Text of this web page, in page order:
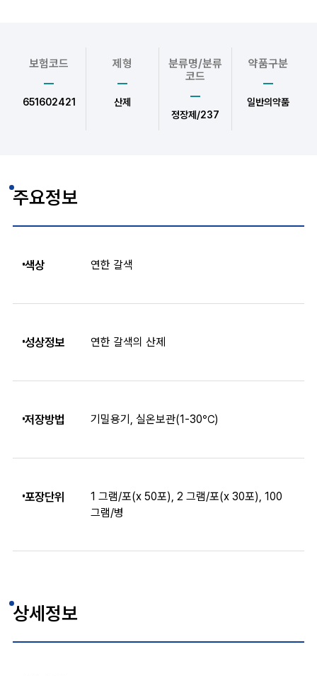
보험코드
651602421
제형
산제
분류명/분류
코드
정장제/237
약품구분
일반의약품
주요정보
색상 연한 갈색
성상정보 연한 갈색의 산제
저장방법 기밀용기, 실온보관(1-30℃)
포장단위
1 그램/포(x 50포), 2 그램/포(x 30포), 100
그램/병
상세정보